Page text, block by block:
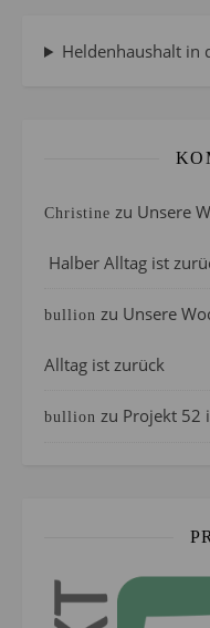
Heldenhaushalt in
Christine zu Unsere
Halber Alltag ist
bullion zu Unsere
Alltag ist zurück
bullion zu Projekt 52